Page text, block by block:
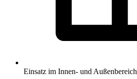
Einsatz im Innen- und Außenbereich